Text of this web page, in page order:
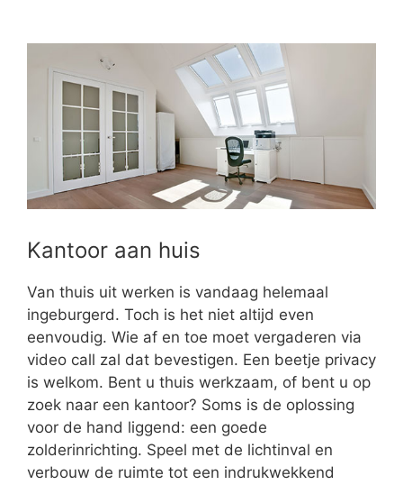
Kantoor aan huis
Van thuis uit werken is vandaag helemaal
ingeburgerd. Toch is het niet altijd even
eenvoudig. Wie af en toe moet vergaderen via
video call zal dat bevestigen. Een beetje privacy
is welkom. Bent u thuis werkzaam, of bent u op
zoek naar een kantoor? Soms is de oplossing
voor de hand liggend: een goede
zolderinrichting. Speel met de lichtinval en
verbouw de ruimte tot een indrukwekkend